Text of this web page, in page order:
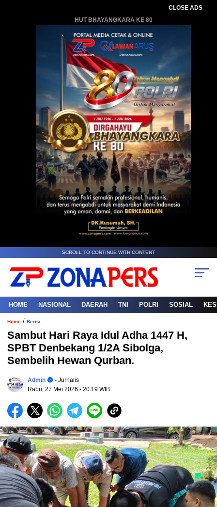
CLOSE ADS
HUT BHAYANGKARA KE 80
SCROLL TO CONTINUE WITH CONTENT
HOME NASIONAL DAERAH TNI POLRI SOSIAL
Home / Berita
Sambut Hari Raya Idul Adha 1447 H,
SPBT Denbekang 1/2A Sibolga,
Sembelih Hewan Qurban.
Admin
- Jurnalis
Rabu, 27 Mei 2026 - 20:19 WIB